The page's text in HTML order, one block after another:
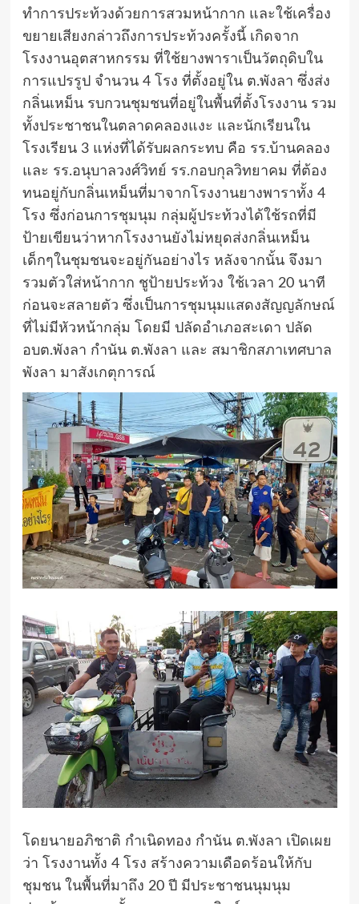
ทำการประท้วงด้วยการสวมหน้ากาก และใช้เครื่อง
ขยายเสียงกล่าวถึงการประท้วงครั้งนี้ เกิดจาก
โรงงานอุตสาหกรรม ที่ใช้ยางพาราเป็นวัตถุดิบใน
การแปรรูป จำนวน 4 โรง ที่ตั้งอยู่ใน ต.พังลา ซึ่งส่ง
กลิ่นเหม็น รบกวนชุมชนที่อยู่ในพื้นที่ตั้งโรงงาน รวม
ทั้งประชาชนในตลาดคลองแงะ และนักเรียนใน
โรงเรียน 3 แห่งที่ได้รับผลกระทบ คือ รร.บ้านคลอง
และ รร.อนุบาลวงศ์วิทย์ รร.กอบกุลวิทยาคม ที่ต้อง
ทนอยู่กับกลิ่นเหม็นที่มาจากโรงงานยางพาราทั้ง 4
โรง ซึ่งก่อนการชุมนุม กลุ่มผู้ประท้วงได้ใช้รถที่มี
ป้ายเขียนว่าหากโรงงานยังไม่หยุดส่งกลิ่นเหม็น
เด็กๆในชุมชนจะอยู่กันอย่างไร หลังจากนั้น จึงมา
รวมตัวใส่หน้ากาก ชูป้ายประท้วง ใช้เวลา 20 นาที
ก่อนจะสลายตัว ซึ่งเป็นการชุมนุมแสดงสัญญลักษณ์
ที่ไม่มีหัวหน้ากลุ่ม โดยมี ปลัดอำเภอสะเดา ปลัด
อบต.พังลา กำนัน ต.พังลา และ สมาชิกสภาเทศบาล
พังลา มาสังเกตุการณ์
โดยนายอภิชาติ กำเนิดทอง กำนัน ต.พังลา เปิดเผย
ว่า โรงงานทั้ง 4 โรง สร้างความเดือดร้อนให้กับ
ชุมชน ในพื้นที่มาถึง 20 ปี มีประชาชนนุมนุม